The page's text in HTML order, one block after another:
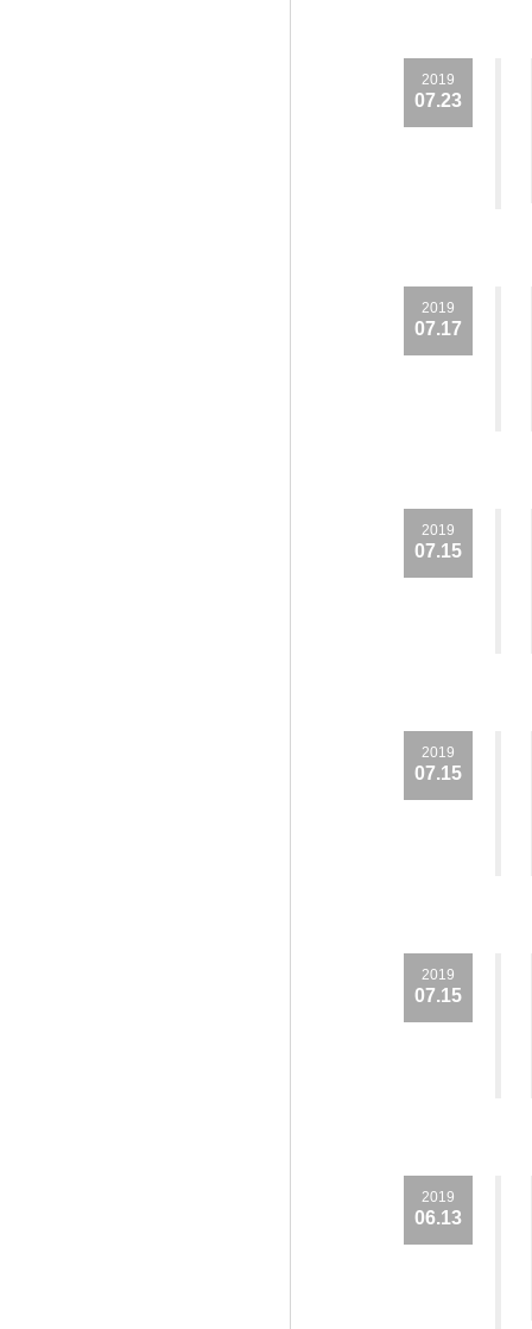
2019
07.23
2019
07.17
2019
07.15
2019
07.15
2019
07.15
2019
06.13